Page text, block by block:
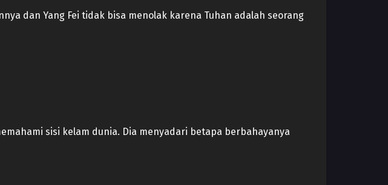
dan Yang Fei tidak bisa menolak karena Tuhan adalah seorang
sisi kelam dunia. Dia menyadari betapa berbahayanya